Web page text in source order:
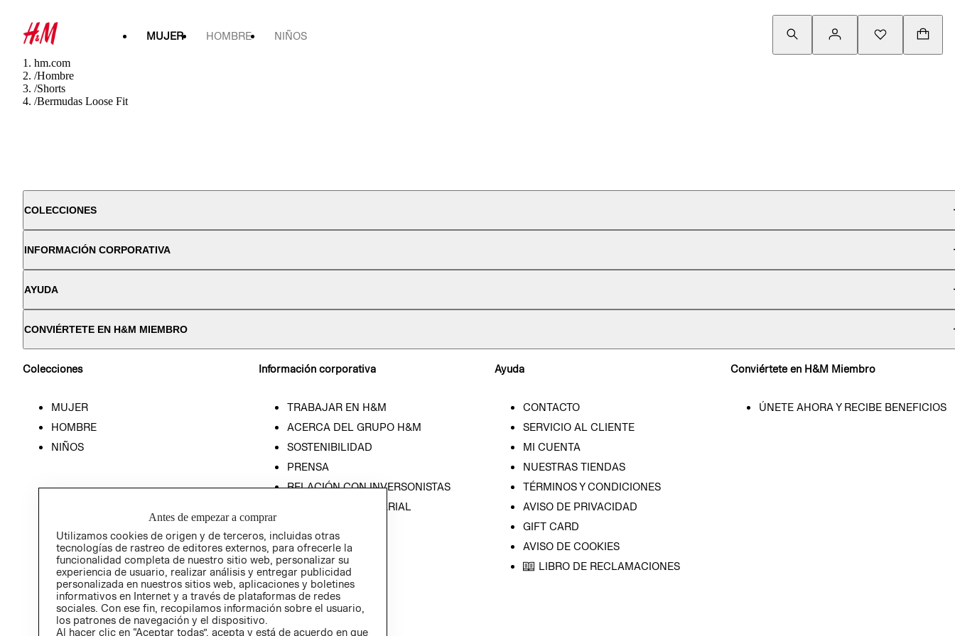
MUJER HOMBRE NIÑOS
hm.com
/Hombre
/Shorts
/Bermudas Loose Fit
COLECCIONES
INFORMACIÓN CORPORATIVA
AYUDA
CONVIÉRTETE EN H&M MIEMBRO
Colecciones
MUJER
HOMBRE
NIÑOS
Información corporativa
TRABAJAR EN H&M
ACERCA DEL GRUPO H&M
SOSTENIBILIDAD
PRENSA
RELACIÓN CON INVERSONISTAS
POLÍTICA EMPRESARIAL
Ayuda
CONTACTO
SERVICIO AL CLIENTE
MI CUENTA
NUESTRAS TIENDAS
TÉRMINOS Y CONDICIONES
AVISO DE PRIVACIDAD
GIFT CARD
AVISO DE COOKIES
LIBRO DE RECLAMACIONES
Conviértete en H&M Miembro
ÚNETE AHORA Y RECIBE BENEFICIOS
Antes de empezar a comprar
Utilizamos cookies de origen y de terceros, incluidas otras
tecnologías de rastreo de editores externos, para ofrecerle la
funcionalidad completa de nuestro sitio web, personalizar su
experiencia de usuario, realizar análisis y entregar publicidad
personalizada en nuestros sitios web, aplicaciones y boletines
informativos en Internet y a través de plataformas de redes
sociales. Con ese fin, recopilamos información sobre el usuario,
los patrones de navegación y el dispositivo.
Al hacer clic en “Aceptar todas”, acepta y está de acuerdo en que